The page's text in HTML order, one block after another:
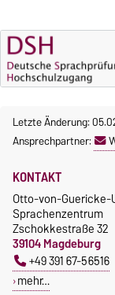
Letzte Änderung:
Ansprechpartner:
KONTAKT
Otto-von-Guericke-
Sprachenzentrum
Zschokkestraße 32
39104 Magdeburg
+49 391 67-56516
mehr…